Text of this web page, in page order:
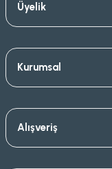
Üyelik
Kurumsal
Alışveriş